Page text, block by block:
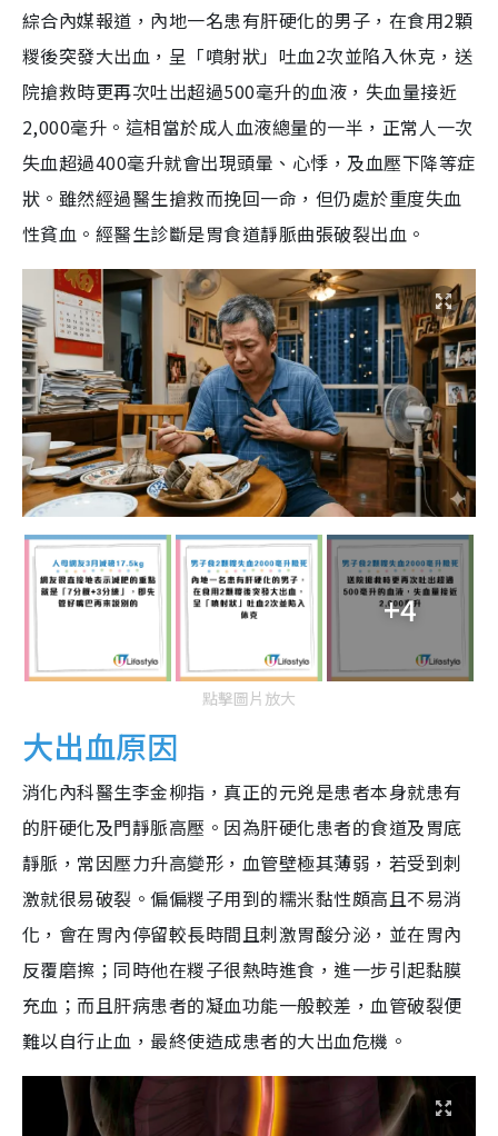
綜合內媒報道，內地一名患有肝硬化的男子，在食用2顆
糉後突發大出血，呈「噴射狀」吐血2次並陷入休克，送
院搶救時更再次吐出超過500毫升的血液，失血量接近
2,000毫升。這相當於成人血液總量的一半，正常人一次
失血超過400毫升就會出現頭暈、心悸，及血壓下降等症
狀。雖然經過醫生搶救而挽回一命，但仍處於重度失血
性貧血。經醫生診斷是胃食道靜脈曲張破裂出血。
+4
點擊圖片放大
大出血原因
消化內科醫生李金柳指，真正的元兇是患者本身就患有
的肝硬化及門靜脈高壓。因為肝硬化患者的食道及胃底
靜脈，常因壓力升高變形，血管壁極其薄弱，若受到刺
激就很易破裂。偏偏糉子用到的糯米黏性頗高且不易消
化，會在胃內停留較長時間且刺激胃酸分泌，並在胃內
反覆磨擦；同時他在糉子很熱時進食，進一步引起黏膜
充血；而且肝病患者的凝血功能一般較差，血管破裂便
難以自行止血，最終使造成患者的大出血危機。